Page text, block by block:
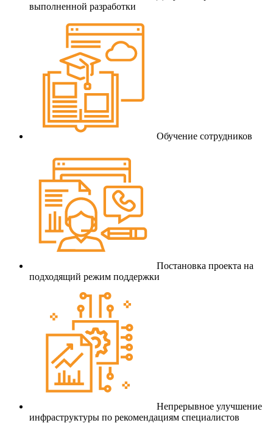
выполненной разработки
Обучение сотрудников
Постановка проекта на
подходящий режим поддержки
Непрерывное улучшение
инфраструктуры по рекомендациям специалистов